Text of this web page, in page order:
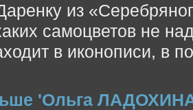
из
самоцветов не
в иконописи, в
'Ольга